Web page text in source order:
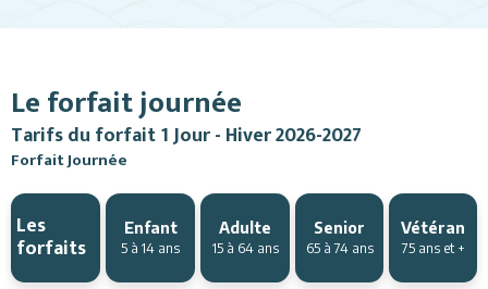
Activités
Restaurants
Services
Animations
Le forfait journée
Tarifs du forfait 1 Jour - Hiver 2026-2027
Forfait Journée
Les
forfaits
Enfant
5 à 14 ans
Adulte
15 à 64 ans
Senior
65 à 74 ans
Vétéran
75 ans et +